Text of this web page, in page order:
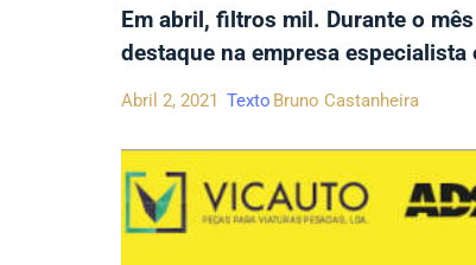
Em abril, filtros mil. Durante o
destaque na empresa
Abril 2, 2021 Texto Bruno Castanheira